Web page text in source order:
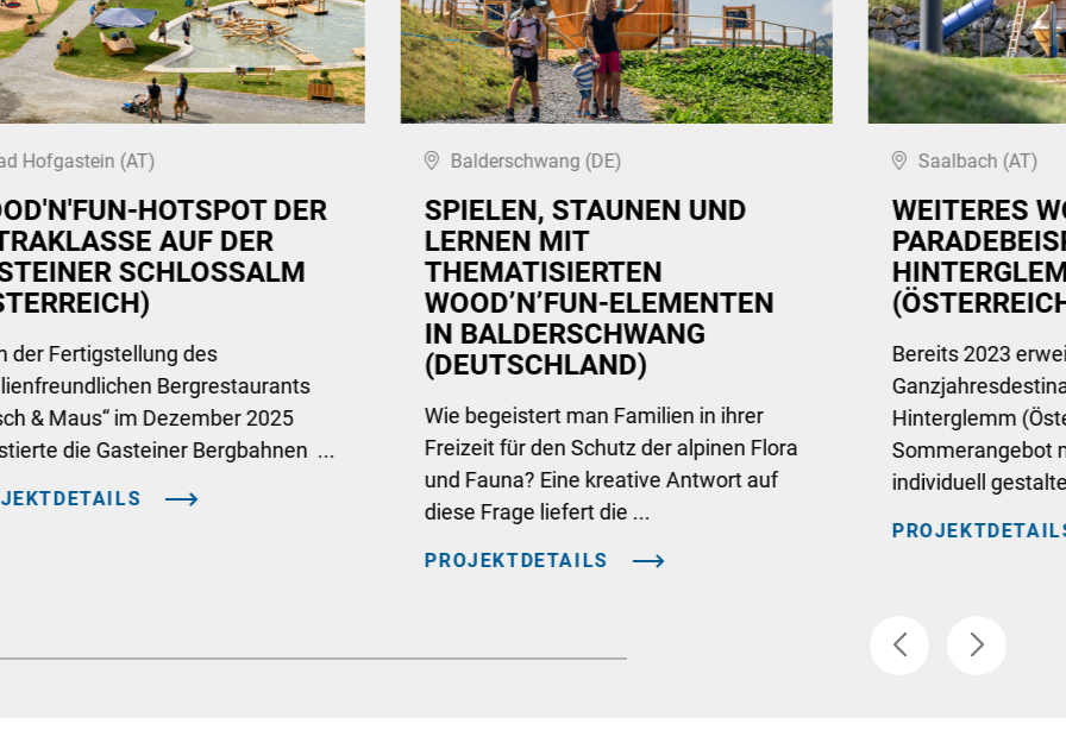
Hofgastein (AT)
HOTSPOT DER
AUF DER
SCHLOSSALM
der Fertigstellung des
Bergrestaurants
& Maus“ im Dezember 2025
die Gasteiner Bergbahnen ...
Balderschwang (DE)
SPIELEN, STAUNEN UND
LERNEN MIT
THEMATISIERTEN
WOOD’N’FUN-ELEMENTEN
IN BALDERSCHWANG
(DEUTSCHLAND)
Wie begeistert man Familien in ihrer
Freizeit für den Schutz der alpinen Flora
und Fauna? Eine kreative Antwort auf
diese Frage liefert die ...
PROJEKTDETAILS
Saalbach (AT)
WEITERES
Bereits 2023
Hinterglemm
Sommerangebot
individuell